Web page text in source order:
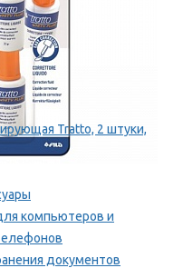
Tratto, 2 штуки,
компьютеров и
документов